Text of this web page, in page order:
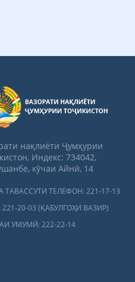
нақлиёти Ҷумҳурии
Индекс: 734042,
кӯчаи Айнӣ, 14
ТАВАССУТИ ТЕЛЕФОН: 221-17-13
20-03 (ҚАБУЛГОҲИ ВАЗИР)
УМУМӢ: 222-22-14